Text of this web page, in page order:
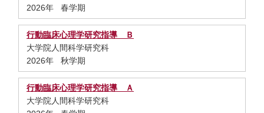
2026年 春学期
行動臨床心理学研究指導 Ｂ
大学院人間科学研究科
2026年 秋学期
行動臨床心理学研究指導 Ａ
大学院人間科学研究科